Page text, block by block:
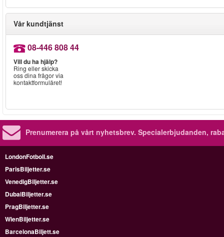
Vår kundtjänst
08-446 808 44
Vill du ha hjälp?
Ring eller skicka
oss dina frågor via
kontaktformuläret!
Prenumerera på vårt nyhetsbrev. Specialerbjudanden,
LondonFotboll.se
ParisBiljetter.se
VenedigBiljetter.se
DubaiBiljetter.se
PragBiljetter.se
WienBiljetter.se
BarcelonaBiljett.se